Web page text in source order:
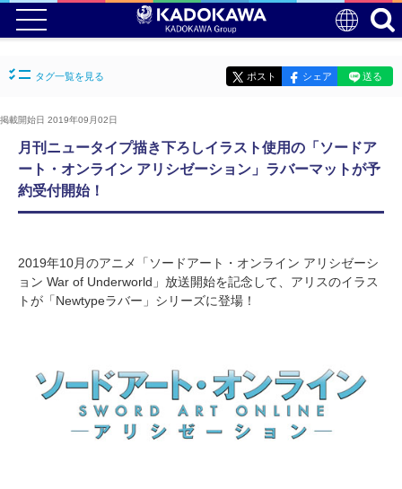
タグ一覧を見る ポスト シェア 送る
掲載開始日 2019年09月02日
月刊ニュータイプ描き下ろしイラスト使用の「ソードア
ート・オンライン アリシゼーション」ラバーマットが予
約受付開始！
2019年10月のアニメ「ソードアート・オンライン アリシゼーシ
ョン War of Underworld」放送開始を記念して、アリスのイラス
トが「Newtypeラバー」シリーズに登場！